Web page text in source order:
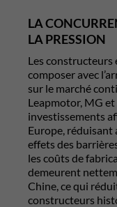
LA
LA PRESSION
Les
composer avec
sur le marché
Leapmotor, MG
investissements
Europe, réduisant
effets des
les coûts de
demeurent
Chine, ce qui
constructeurs